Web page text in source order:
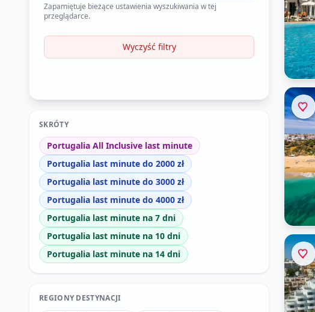
Zapamiętuje bieżące ustawienia wyszukiwania w tej
przeglądarce.
Wyczyść filtry
SKRÓTY
Portugalia All Inclusive last minute
Portugalia last minute do 2000 zł
Portugalia last minute do 3000 zł
Portugalia last minute do 4000 zł
Portugalia last minute na 7 dni
Portugalia last minute na 10 dni
Portugalia last minute na 14 dni
REGIONY DESTYNACJI